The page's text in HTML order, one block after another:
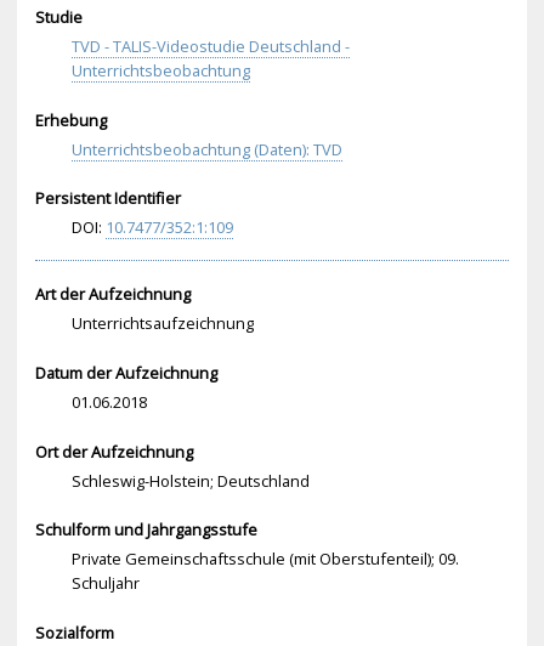
Studie
TVD - TALIS-Videostudie Deutschland -
Unterrichtsbeobachtung
Erhebung
Unterrichtsbeobachtung (Daten): TVD
Persistent Identifier
DOI: 10.7477/352:1:109
Art der Aufzeichnung
Unterrichtsaufzeichnung
Datum der Aufzeichnung
01.06.2018
Ort der Aufzeichnung
Schleswig-Holstein; Deutschland
Schulform und Jahrgangsstufe
Private Gemeinschaftsschule (mit Oberstufenteil); 09.
Schuljahr
Sozialform